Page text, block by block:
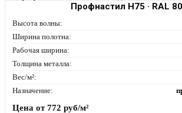
Профнастил Н75 · RAL
Высота волны:
Ширина полотна:
Рабочая ширина:
Толщина металла:
Вес/м²:
Назначение:
Цена от772 руб/м²